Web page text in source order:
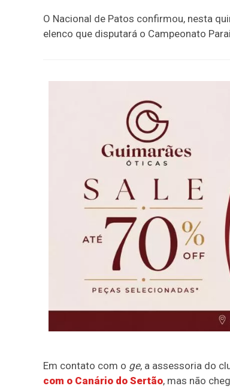
O Nacional de Patos confirmou, nesta
elenco que disputará o Campeonato
Em contato com o ge, a assessoria do
com o Canário do Sertão, mas não